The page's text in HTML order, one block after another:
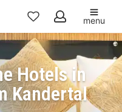
Meine
Favoriten
menu
Hotels in
Kandertal